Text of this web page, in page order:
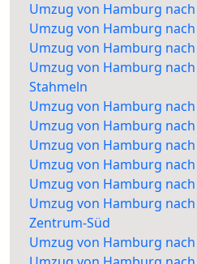
Umzug von Hamburg
Umzug von Hamburg
Umzug von Hamburg
Umzug von Hamburg
Stahmeln
Umzug von Hamburg
Umzug von Hamburg
Umzug von Hamburg
Umzug von Hamburg
Umzug von Hamburg
Umzug von Hamburg
Zentrum-Süd
Umzug von Hamburg